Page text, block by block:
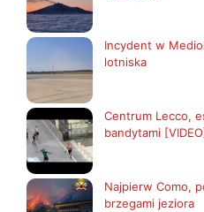
Incydent w
lotniska
Centrum Lecco,
bandytami
Najpierw Como,
brzegami jeziora